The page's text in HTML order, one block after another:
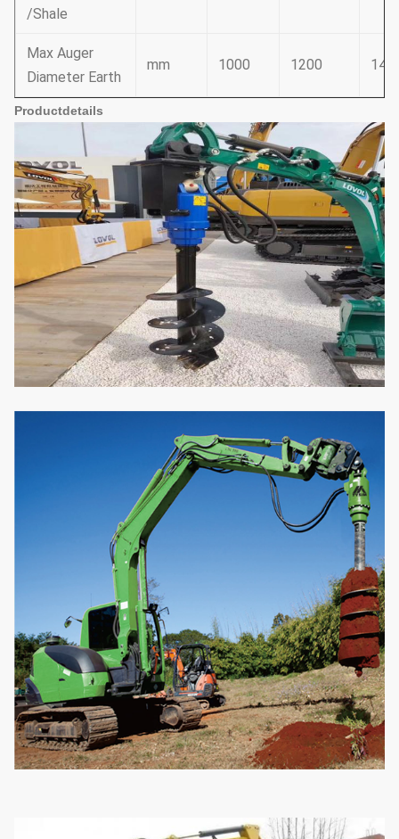
/Shale
Max Auger
Diameter Earth
mm 1000 1200
Productdetails